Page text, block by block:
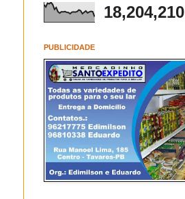
18,204,210
PUBLICIDADE